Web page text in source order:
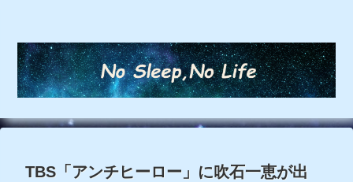
TBS「アンチヒーロー」に吹石一恵が出